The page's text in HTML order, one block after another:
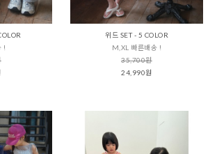
!
위드 SET - 5 COLOR
M,XL 빠른배송 !
35,700원
24,990원